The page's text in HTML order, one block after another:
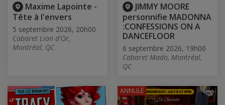
Maxime Lapointe -
Tête à l'envers
5 septembre 2026, 20h00
Cabaret Lion d'Or,
Montréal, QC
JIMMY MOORE
personnifie MADONNA
:CONFESSIONS ON A
DANCEFLOOR
6 septembre 2026, 19h00
Cabaret Mado, Montréal,
QC
ANNULÉ